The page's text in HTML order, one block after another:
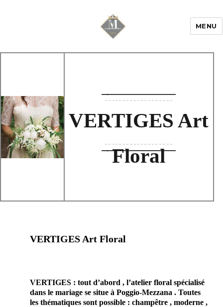
MENU
VERTIGES Art
Floral
VERTIGES Art Floral
VERTIGES : tout d’abord , l’atelier floral spécialisé
dans le mariage se situe à Poggio-Mezzana . Toutes
les thématiques sont possible : champêtre , moderne ,